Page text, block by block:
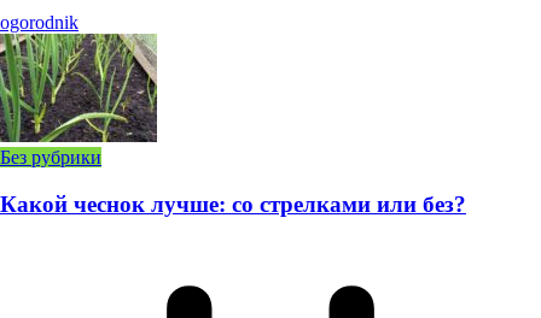
ogorodnik
Без рубрики
Какой чеснок лучше: со стрелками или без?